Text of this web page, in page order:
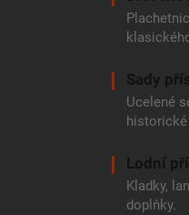
Sady
Ucelené
Lodní
Kladky,
doplňky.